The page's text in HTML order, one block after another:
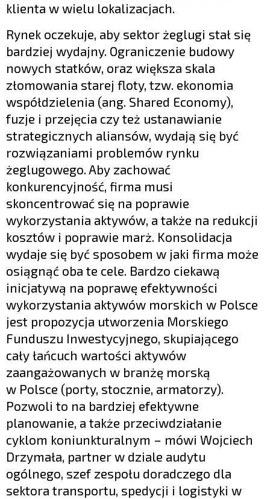
klienta w wielu lokalizacjach.
Rynek oczekuje, aby sektor żeglugi stał się
bardziej wydajny. Ograniczenie budowy
nowych statków, oraz większa skala
złomowania starej floty, tzw. ekonomia
współdzielenia (ang. Shared Economy),
fuzje i przejęcia czy też ustanawianie
strategicznych aliansów, wydają się być
rozwiązaniami problemów rynku
żeglugowego. Aby zachować
konkurencyjność, firma musi
skoncentrować się na poprawie
wykorzystania aktywów, a także na redukcji
kosztów i poprawie marż. Konsolidacja
wydaje się być sposobem w jaki firma może
osiągnąć oba te cele. Bardzo ciekawą
inicjatywą na poprawę efektywności
wykorzystania aktywów morskich w Polsce
jest propozycja utworzenia Morskiego
Funduszu Inwestycyjnego, skupiającego
cały łańcuch wartości aktywów
zaangażowanych w branżę morską
w Polsce (porty, stocznie, armatorzy).
Pozwoli to na bardziej efektywne
planowanie, a także przeciwdziałanie
cyklom koniunkturalnym – mówi Wojciech
Drzymała, partner w dziale audytu
ogólnego, szef zespołu doradczego dla
sektora transportu, spedycji i logistyki w